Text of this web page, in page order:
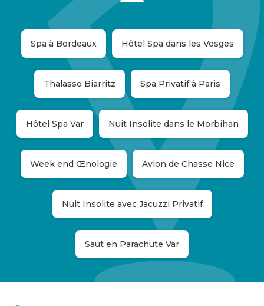
Spa à Bordeaux Hôtel Spa dans les Vosges
Thalasso Biarritz Spa Privatif à Paris
Hôtel Spa Var Nuit Insolite dans le Morbihan
Week end Œnologie Avion de Chasse Nice
Nuit Insolite avec Jacuzzi Privatif
Saut en Parachute Var